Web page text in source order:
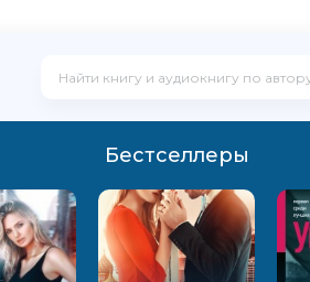
Бестселлеры